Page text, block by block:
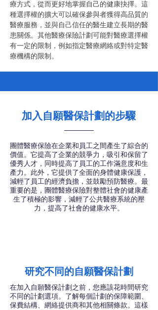
療方式，從而更好地掌握自己的健康抉擇。這
種選擇權的擴大可以確保參與者獲得高品質的
醫療服務，並與自己信任的醫生建立長期的醫
患關係。其他醫療保險計劃可能對醫療選擇權
有一定的限制，例如指定醫療網絡或對特定醫
療機構的限制。
加入自願醫保計劃的步驟
團體醫療保險在企業和員工之間產生了綜合的
價值。它提高了企業的競爭力，吸引和保留了
優秀人才，同時提高了員工的工作滿意度和生
產力。此外，它提供了全面的身體健康保護，
減輕了員工的經濟負擔，並鼓勵預防醫療。最
重要的是，團體醫療保險對整體社會的健康產
生了積極的影響，減輕了公共醫療系統的壓
力，提高了社會的健康水平。
研究不同的自願醫保計劃
在加入自願醫保計劃之前，您應該花時間研究
不同的計劃選項。了解每個計劃的保障範圍、
保費結構、網絡提供商和其他相關條款。這樣